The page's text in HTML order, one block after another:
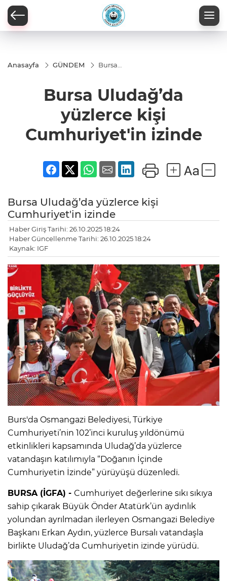
Anasayfa GÜNDEM
Bursa
Cumhuriyet'in
izinde
Bursa Uludağ’da
yüzlerce kişi
Cumhuriyet'in izinde
Bursa Uludağ’da yüzlerce kişi
Cumhuriyet'in izinde
Haber Giriş Tarihi: 26.10.2025 18:24
Haber Güncellenme Tarihi: 26.10.2025 18:24
Kaynak: IGF
Burs'da Osmangazi Belediyesi, Türkiye
Cumhuriyeti’nin 102’inci kuruluş yıldönümü
etkinlikleri kapsamında Uludağ’da yüzlerce
vatandaşın katılımıyla “Doğanın İçinde
Cumhuriyetin İzinde” yürüyüşü düzenledi.
BURSA (İGFA) - Cumhuriyet değerlerine sıkı sıkıya
sahip çıkarak Büyük Önder Atatürk’ün aydınlık
yolundan ayrılmadan ilerleyen Osmangazi Belediye
Başkanı Erkan Aydın, yüzlerce Bursalı vatandaşla
birlikte Uludağ’da Cumhuriyetin izinde yürüdü.